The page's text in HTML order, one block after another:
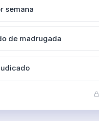
semana
de madrugada